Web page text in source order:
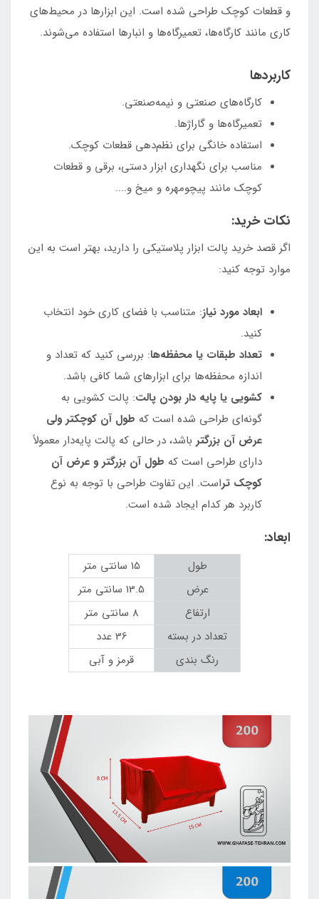
و قطعات کوچک طراحی شده است. این ابزارها در محیط‌های
کاری مانند کارگاه‌ها، تعمیرگاه‌ها و انبارها استفاده می‌شوند.
کاربردها
کارگاه‌های صنعتی و نیمه‌صنعتی.
تعمیرگاه‌ها و گاراژها.
استفاده خانگی برای نظم‌دهی قطعات کوچک.
مناسب برای نگهداری ابزار دستی، برقی و قطعات
کوچک مانند پیچومهره و میخ و....
نکات خرید:
اگر قصد خرید پالت ابزار پلاستیکی را دارید، بهتر است به این
موارد توجه کنید:
ابعاد مورد نیاز: متناسب با فضای کاری خود انتخاب
کنید.
تعدادطبقات یا محفظه‌ها: بررسی کنید که تعداد و
اندازه محفظه‌ها برای ابزارهای شما کافی باشد.
کشویی یا پایه دار بودن پالت: پالت کشویی به
گونه‌ای طراحی شده است کهطولآن کوچکتر ولی
عرض آن بزرگترباشد، در حالی که پالت پایه‌دار معمولاً
دارای طراحی است کهطول آن بزرگتر و عرض آن
کوچک تراست. این تفاوت طراحی با توجه به نوع
کاربرد هر کدام ایجاد شده است.
ابعاد:
طول
15 سانتی متر
عرض
13.5 سانتی متر
ارتفاع
تعداد در بسته
36 عدد
رنگ بندی
قرمز و آبی